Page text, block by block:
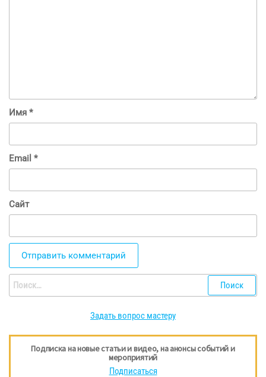
Имя *
Email *
Сайт
Найти:
Задать вопрос мастеру
Подписка на новые статьи и видео, на анонсы событий и
мероприятий
Подписаться